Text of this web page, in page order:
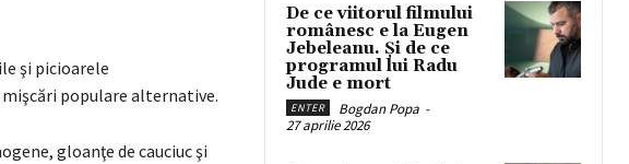
şi picioarele
populare alternative.
gloanţe de cauciuc şi
De ce viitorul filmului
românesc e la Eugen
Jebeleanu. Și de ce
programul lui Radu
Jude e mort
ENTER Bogdan Popa -
27 aprilie 2026